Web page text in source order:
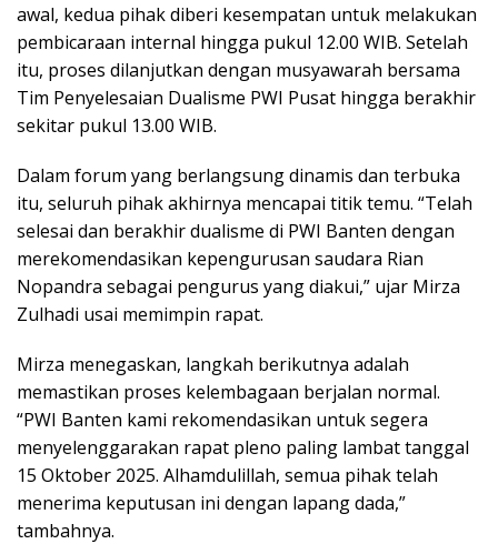
awal, kedua pihak diberi kesempatan untuk melakukan
pembicaraan internal hingga pukul 12.00 WIB. Setelah
itu, proses dilanjutkan dengan musyawarah bersama
Tim Penyelesaian Dualisme PWI Pusat hingga berakhir
sekitar pukul 13.00 WIB.
Dalam forum yang berlangsung dinamis dan terbuka
itu, seluruh pihak akhirnya mencapai titik temu. “Telah
selesai dan berakhir dualisme di PWI Banten dengan
merekomendasikan kepengurusan saudara Rian
Nopandra sebagai pengurus yang diakui,” ujar Mirza
Zulhadi usai memimpin rapat.
Mirza menegaskan, langkah berikutnya adalah
memastikan proses kelembagaan berjalan normal.
“PWI Banten kami rekomendasikan untuk segera
menyelenggarakan rapat pleno paling lambat tanggal
15 Oktober 2025. Alhamdulillah, semua pihak telah
menerima keputusan ini dengan lapang dada,”
tambahnya.